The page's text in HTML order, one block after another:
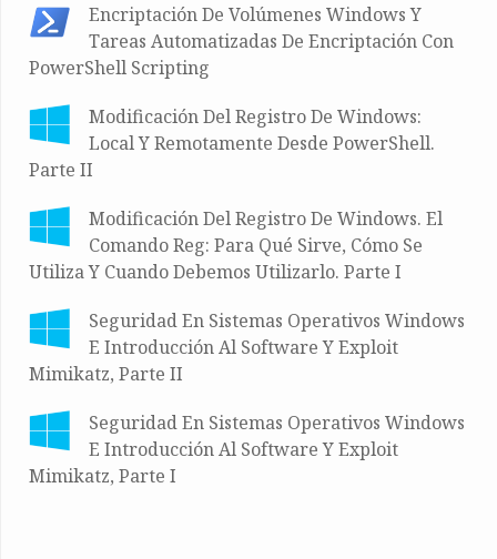
Encriptación De Volúmenes Windows Y
Tareas Automatizadas De Encriptación Con
PowerShell Scripting
Modificación Del Registro De Windows:
Local Y Remotamente Desde PowerShell.
Parte II
Modificación Del Registro De Windows. El
Comando Reg: Para Qué Sirve, Cómo Se
Utiliza Y Cuando Debemos Utilizarlo. Parte I
Seguridad En Sistemas Operativos Windows
E Introducción Al Software Y Exploit
Mimikatz, Parte II
Seguridad En Sistemas Operativos Windows
E Introducción Al Software Y Exploit
Mimikatz, Parte I